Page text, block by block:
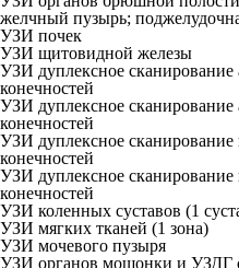
желчный пузырь;
УЗИ почек
УЗИ щитовидной железы
УЗИ дуплексное
конечностей
УЗИ дуплексное сканирование
конечностей
УЗИ дуплексное сканирование
конечностей
УЗИ дуплексное
конечностей
УЗИ коленных суставов (1
УЗИ мягких тканей (1 зона)
УЗИ мочевого пузыря
УЗИ органов мошонки и УЗДГ